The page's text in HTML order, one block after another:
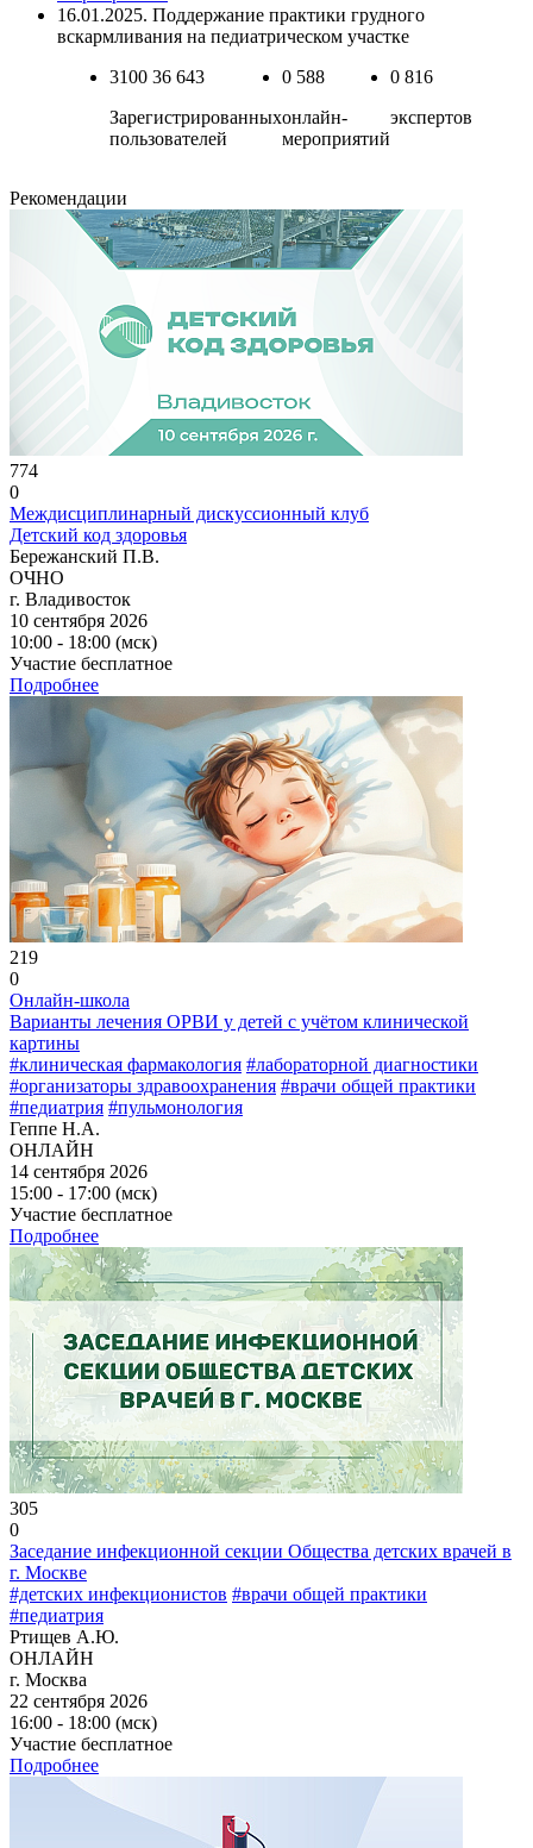
16.01.2025. Поддержание практики грудного
вскармливания на педиатрическом участке
3100 36 643
Зарегистрированных
пользователей
0 588
онлайн-
мероприятий
0 816
экспертов
Рекомендации
774
0
Междисциплинарный дискуссионный клуб
Детский код здоровья
Бережанский П.В.
ОЧНО
г. Владивосток
10 сентября 2026
10:00 - 18:00 (мск)
Участие бесплатное
Подробнее
219
0
Онлайн-школа
Варианты лечения ОРВИ у детей с учётом клинической
картины
#клиническая фармакология #лабораторной диагностики
#организаторы здравоохранения #врачи общей практики
#педиатрия #пульмонология
Геппе Н.А.
ОНЛАЙН
14 сентября 2026
15:00 - 17:00 (мск)
Участие бесплатное
Подробнее
305
0
Заседание инфекционной секции Общества детских врачей в
г. Москве
#детских инфекционистов #врачи общей практики
#педиатрия
Ртищев А.Ю.
ОНЛАЙН
г. Москва
22 сентября 2026
16:00 - 18:00 (мск)
Участие бесплатное
Подробнее